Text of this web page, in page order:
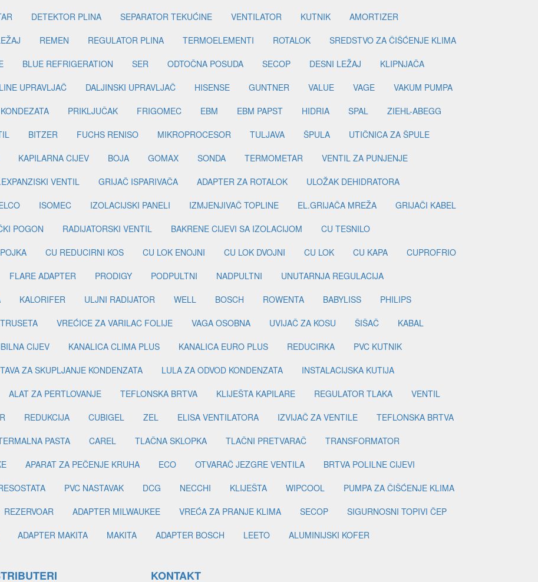
DETEKTOR PLINA SEPARATOR TEKUĆINE VENTILATOR KUTNIK
AMORTIZER
REMEN REGULATOR PLINA TERMOELEMENTI ROTALOK
SREDSTVO ZA ČIŠĆENJE KLIMA
BLUE REFRIGERATION SER ODTOČNA POSUDA SECOP DESNI LEŽAJ
KLIPNJAČA
UPRAVLJAČ DALJINSKI UPRAVLJAČ HISENSE GUNTNER VALUE VAGE
VAKUM PUMPA
PRIKLJUČAK FRIGOMEC EBM EBM PAPST HIDRIA SPAL
ZIEHL-ABEGG
BITZER FUCHS RENISO MIKROPROCESOR TULJAVA ŠPULA
UTIČNICA ZA ŠPULE
KAPILARNA CIJEV BOJA GOMAX SONDA TERMOMETAR
VENTIL ZA PUNJENJE
VENTIL GRIJAČ ISPARIVAČA ADAPTER ZA ROTALOK
ULOŽAK DEHIDRATORA
ISOMEC IZOLACIJSKI PANELI IZMJENJIVAČ TOPLINE EL.GRIJAČA MREŽA
GRIJAČI KABEL
POGON RADIJATORSKI VENTIL BAKRENE CIJEVI SA IZOLACIJOM
CU TESNILO
CU REDUCIRNI KOS CU LOK ENOJNI CU LOK DVOJNI CU LOK CU KAPA
CUPROFRIO
FLARE ADAPTER PRODIGY PODPULTNI NADPULTNI
UNUTARNJA REGULACIJA
KALORIFER ULJNI RADIJATOR WELL BOSCH ROWENTA BABYLISS
PHILIPS
VREĆICE ZA VARILAC FOLIJE VAGA OSOBNA UVIJAČ ZA KOSU ŠIŠAČ
KABAL
CIJEV KANALICA CLIMA PLUS KANALICA EURO PLUS REDUCIRKA
PVC KUTNIK
TAVA ZA SKUPLJANJE KONDENZATA LULA ZA ODVOD KONDENZATA
INSTALACIJSKA KUTIJA
ALAT ZA PERTLOVANJE TEFLONSKA BRTVA KLIJEŠTA KAPILARE REGULATOR TLAKA
VENTIL
REDUKCIJA CUBIGEL ZEL ELISA VENTILATORA IZVIJAČ ZA VENTILE
TEFLONSKA BRTVA
PASTA CAREL TLAČNA SKLOPKA TLAČNI PRETVARAČ
TRANSFORMATOR
APARAT ZA PEČENJE KRUHA ECO OTVARAČ JEZGRE VENTILA
BRTVA POLILNE CIJEVI
PVC NASTAVAK DCG NECCHI KLIJEŠTA WIPCOOL
PUMPA ZA ČIŠĆENJE KLIMA
REZERVOAR ADAPTER MILWAUKEE VREĆA ZA PRANJE KLIMA SECOP
SIGURNOSNI TOPIVI ČEP
ADAPTER MAKITA MAKITA ADAPTER BOSCH LEETO ALUMINIJSKI KOFER
KONTAKT